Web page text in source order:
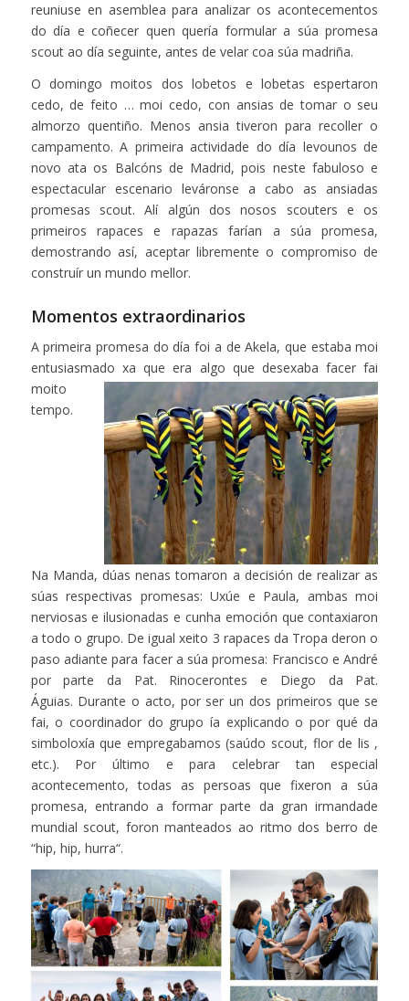
reuniuse en asemblea para analizar os acontecementos
do día e coñecer quen quería formular a súa promesa
scout ao día seguinte, antes de velar coa súa madriña.
O domingo moitos dos lobetos e lobetas espertaron
cedo, de feito … moi cedo, con ansias de tomar o seu
almorzo quentiño. Menos ansia tiveron para recoller o
campamento. A primeira actividade do día levounos de
novo ata os Balcóns de Madrid, pois neste fabuloso e
espectacular escenario leváronse a cabo as ansiadas
promesas scout. Alí algún dos nosos scouters e os
primeiros rapaces e rapazas farían a súa promesa,
demostrando así, aceptar libremente o compromiso de
construír un mundo mellor.
Momentos extraordinarios
A primeira promesa do día foi a de Akela, que estaba moi
entusiasmado xa queera algo que desexaba facer fai
moito
tempo.
Na Manda, dúas nenas tomaron a decisión de realizar as
súas respectivas promesas: Uxúe e Paula, ambas moi
nerviosas e ilusionadas e cunha emoción que contaxiaron
a todo o grupo. De igual xeito 3 rapaces da Tropa deron o
paso adiante para facer a súa promesa: Francisco e André
por parte da Pat. Rinocerontes e Diego da Pat.
Águias. Durante o acto, por ser un dos primeiros que se
fai, o coordinador do grupo ía explicando o por qué da
simboloxía que empregabamos (saúdo scout, flor de lis ,
etc.). Por último e para celebrar tan especial
acontecemento, todas as persoas que fixeron a súa
promesa, entrando a formar parte da gran irmandade
mundial scout, foron manteados ao ritmo dos berro de
“hip, hip, hurra“.